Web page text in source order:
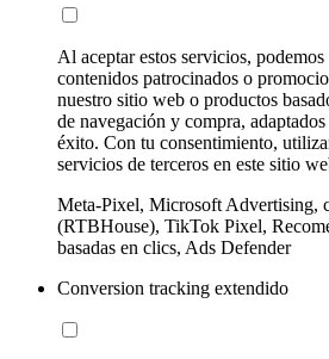
Al aceptar estos servicios,
contenidos patrocinados o
nuestro sitio web o productos
de navegación y compra,
éxito. Con tu consentimiento,
servicios de terceros en este sitio
Meta-Pixel, Microsoft Advertising,
(RTBHouse), TikTok Pixel,
basadas en clics, Ads Defender
Conversion tracking extendido